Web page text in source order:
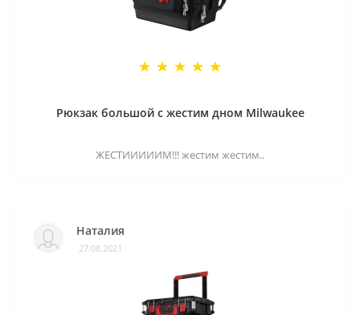
Рюкзак большой с жестим дном Milwaukee
ЖЕСТИИИИИМ!!! жестим жестим..
Наталия
27.08.2021